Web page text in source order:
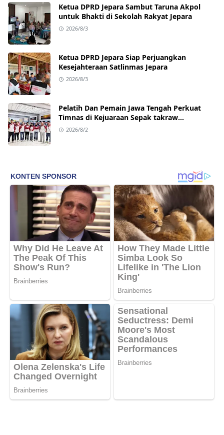
Ketua DPRD Jepara Sambut Taruna Akpol
untuk Bhakti di Sekolah Rakyat Jepara
2026/8/3
Ketua DPRD Jepara Siap Perjuangkan
Kesejahteraan Satlinmas Jepara
2026/8/3
Pelatih Dan Pemain Jawa Tengah Perkuat
Timnas di Kejuaraan Sepak takraw
Internasional
2026/8/2